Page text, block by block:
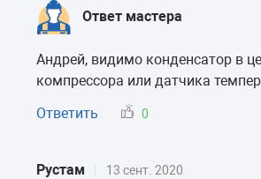
Ответ мастера
Андрей, видимо конденсатор в
компрессора или датчика
Ответить
0
Рустам 13 сент. 2020